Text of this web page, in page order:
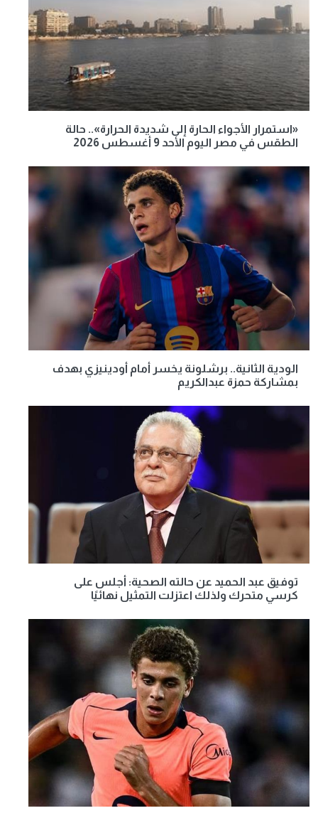
«استمرار الأجواء الحارة إلى شديدة الحرارة».. حالة
الطقس في مصر اليوم الأحد 9 أغسطس 2026
الودية الثانية.. برشلونة يخسر أمام أودينيزي بهدف
بمشاركة حمزة عبدالكريم
توفيق عبد الحميد عن حالته الصحية: أجلس على
كرسي متحرك ولذلك اعتزلت التمثيل نهائيًا